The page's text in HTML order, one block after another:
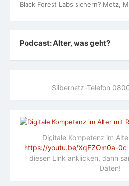
Black Forest Labs sichern? Metz,
Podcast: Alter, was geht?
Silbernetz-Telefon
Digitale Kompetenz im
https://youtu.be/XqFZOm0a-0c
diesen Link anklicken, dann
Daten!